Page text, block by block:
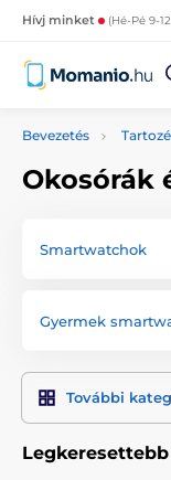
Hívj minket (Hé-Pé 9-
Bevezetés
Okosórák
Smartwatchok
Gyermek
További